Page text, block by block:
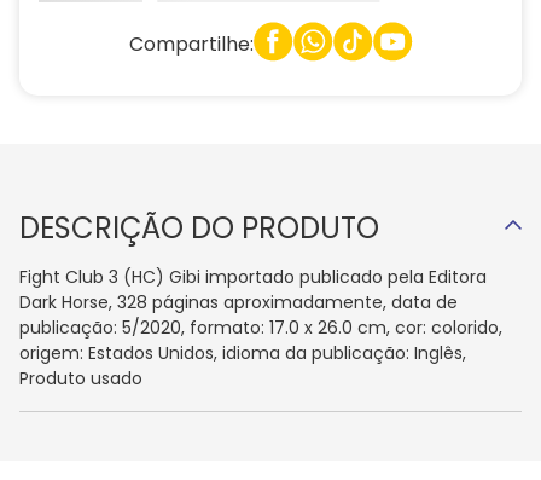
Compartilhe:
DESCRIÇÃO DO PRODUTO
Fight Club 3 (HC) Gibi importado publicado pela Editora
Dark Horse, 328 páginas aproximadamente, data de
publicação: 5/2020, formato: 17.0 x 26.0 cm, cor: colorido,
origem: Estados Unidos, idioma da publicação: Inglês,
Produto usado